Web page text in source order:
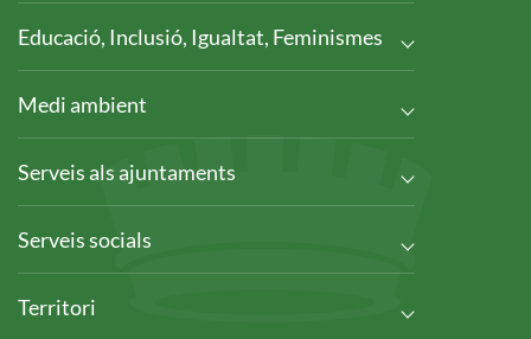
Educació, Inclusió, Igualtat, Feminismes
Medi ambient
Serveis als ajuntaments
Serveis socials
Territori